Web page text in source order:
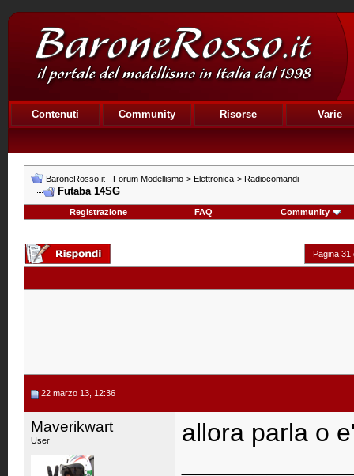
Contenuti Community Risorse Varie
BaroneRosso.it - Forum Modellismo > Elettronica > Radiocomandi
Futaba 14SG
Registrazione FAQ Community
Pagina 31
22 marzo 13, 12:36
Maverikwart
User
allora parla o